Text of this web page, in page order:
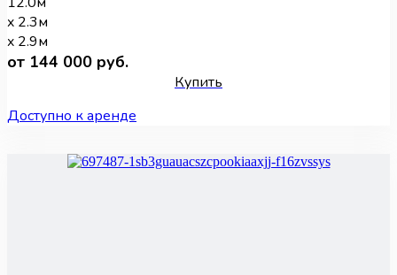
x 2.3м
x 2.9м
от 144 000 руб.
Купить
Доступно к аренде